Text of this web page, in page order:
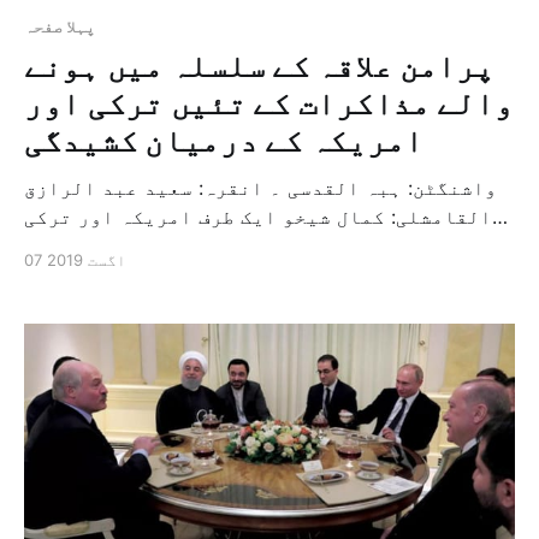
پہلا صفحہ
پرامن علاقہ کے سلسلہ میں ہونے
والے مذاکرات کے تئیں ترکی اور
امریکہ کے درمیان کشیدگی
واشنگٹن: ہبہ القدسی ۔ انقرہ: سعید عبد الرازق
القامشلی: کمال شیخو ایک طرف امریکہ اور ترکی
دونوں وفد کے درمیان مذاکرات جاری ہیں۔ […]
07 اگست 2019